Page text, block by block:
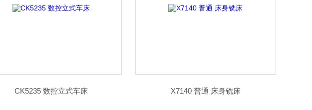
CK5235 数控立式车床 X7140 普通 床身铣床